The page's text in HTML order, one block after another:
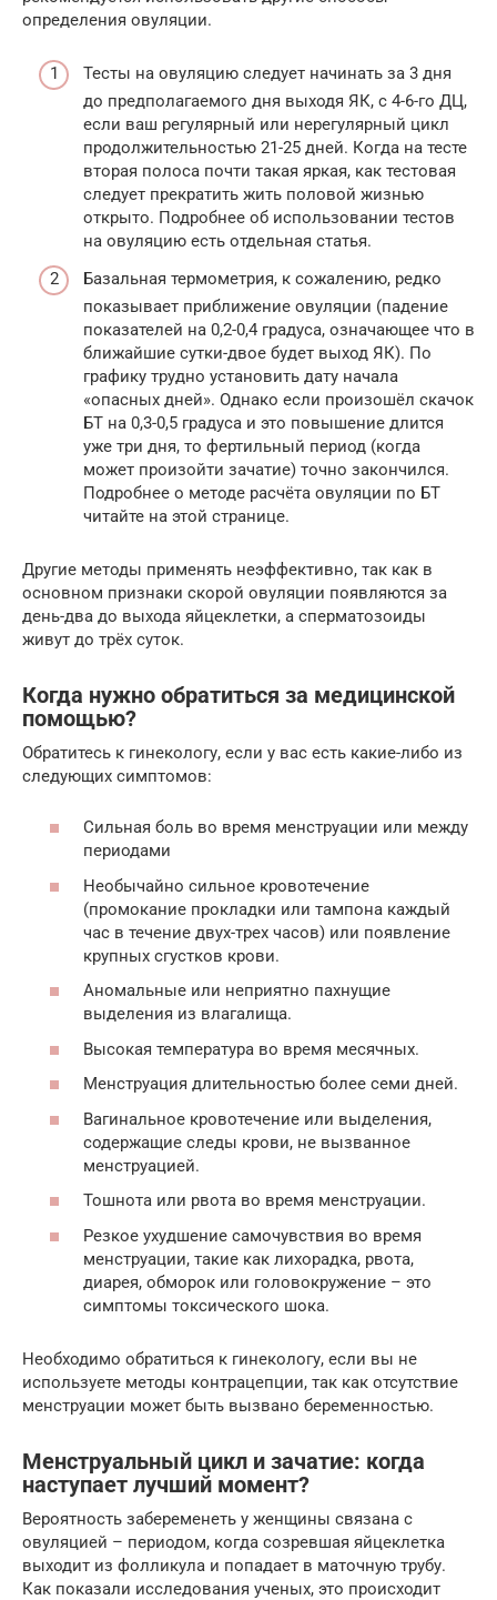
определения овуляции.
Тесты на овуляцию следует начинать за 3 дня
до предполагаемого дня выходя ЯК, с 4-6-го ДЦ,
если ваш регулярный или нерегулярный цикл
продолжительностью 21-25 дней. Когда на тесте
вторая полоса почти такая яркая, как тестовая
следует прекратить жить половой жизнью
открыто. Подробнее об использовании тестов
на овуляцию есть отдельная статья.
Базальная термометрия, к сожалению, редко
показывает приближение овуляции (падение
показателей на 0,2-0,4 градуса, означающее что в
ближайшие сутки-двое будет выход ЯК). По
графику трудно установить дату начала
«опасных дней». Однако если произошёл скачок
БТ на 0,3-0,5 градуса и это повышение длится
уже три дня, то фертильный период (когда
может произойти зачатие) точно закончился.
Подробнее о методе расчёта овуляции по БТ
читайте на этой странице.
Другие методы применять неэффективно, так как в
основном признаки скорой овуляции появляются за
день-два до выхода яйцеклетки, а сперматозоиды
живут до трёх суток.
Когда нужно обратиться за медицинской
помощью?
Обратитесь к гинекологу, если у вас есть какие-либо из
следующих симптомов:
Сильная боль во время менструации или между
периодами
Необычайно сильное кровотечение
(промокание прокладки или тампона каждый
час в течение двух-трех часов) или появление
крупных сгустков крови.
Аномальные или неприятно пахнущие
выделения из влагалища.
Высокая температура во время месячных.
Менструация длительностью более семи дней.
Вагинальное кровотечение или выделения,
содержащие следы крови, не вызванное
менструацией.
Тошнота или рвота во время менструации.
Резкое ухудшение самочувствия во время
менструации, такие как лихорадка, рвота,
диарея, обморок или головокружение – это
симптомы токсического шока.
Необходимо обратиться к гинекологу, если вы не
используете методы контрацепции, так как отсутствие
менструации может быть вызвано беременностью.
Менструальный цикл и зачатие: когда
наступает лучший момент?
Вероятность забеременеть у женщины связана с
овуляцией – периодом, когда созревшая яйцеклетка
выходит из фолликула и попадает в маточную трубу.
Как показали исследования ученых, это происходит